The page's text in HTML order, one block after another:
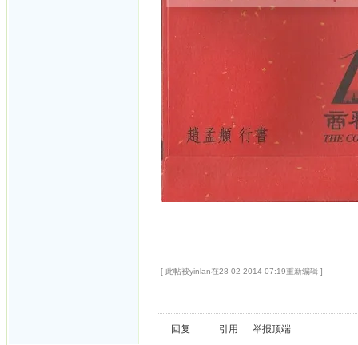
[ 此帖被yinlan在28-02-2014 07:19重新编辑 ]
回复 引用 举报顶端